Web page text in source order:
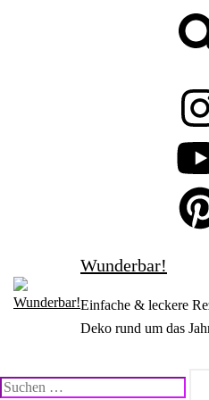
Wunderbar!
Einfache & leckere
Deko rund um das
Suchen